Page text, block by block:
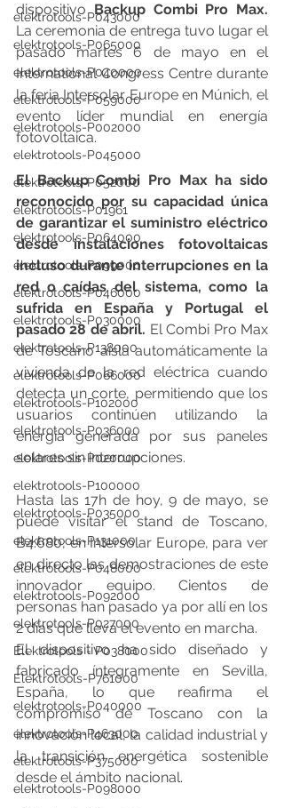
elektrotools-P043000
elektrotools-P065000
elektrotools-P040000
elektrotools-P059000
elektrotools-P002000
elektrotools-P045000
elektrotools-P052000
elektrotools-P01961
elektrotools-P064000
elektrotools-P099000
elektrotools-P046000
elektrotools-P030000
elektrotools-P138000
elektrotools-P066000
elektrotools-P102000
elektrotools-P036000
elektrotools-P020000
elektrotools-P100000
elektrotools-P035000
elektrotools-P131000
elektrotools-P048000
elektrotools-P092000
elektrotools-P027000
Elektrotools - P038000
Elektrotools-P761000
elektrotools-P040000
elektrotools-P463000
elektrotools-P375000
elektrotools-P098000
dispositivo Backup Combi Pro Max.
La ceremonia de entrega tuvo lugar el
pasado martes 6 de mayo en el
International Congress Centre durante
la feria Intersolar Europe en Múnich, el
evento líder mundial en energía
fotovoltaica.
El Backup Combi Pro Max ha sido
reconocido por su capacidad única
de garantizar el suministro eléctrico
desde instalaciones fotovoltaicas
incluso durante interrupciones en la
red o caídas del sistema, como la
sufrida en España y Portugal el
pasado 28 de abril. El Combi Pro Max
de Toscano aí­sla automáticamente la
vivienda de la red eléctrica cuando
detecta un corte, permitiendo que los
usuarios continúen utilizando la
energía generada por sus paneles
solares sin interrupciones.
Hasta las 17h de hoy, 9 de mayo, se
puede visitar el stand de Toscano,
B4.680, en Intersolar Europe, para ver
en directo las demostraciones de este
innovador equipo. Cientos de
personas han pasado ya por allí en los
2 días que lleva el evento en marcha.
El dispositivo ha sido diseñado y
fabricado íntegramente en Sevilla,
España, lo que reafirma el
compromiso de Toscano con la
innovación local, la calidad industrial y
la transición energética sostenible
desde el ámbito nacional.